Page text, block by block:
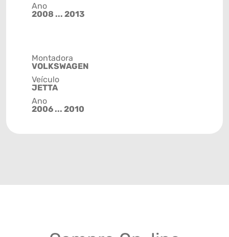
Ano
2008 ... 2013
Montadora
VOLKSWAGEN
Veículo
JETTA
Ano
2006 ... 2010